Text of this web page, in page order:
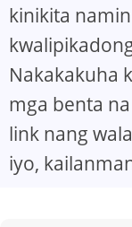
kinikita
Nakakakuha
mga benta
link nang
iyo,